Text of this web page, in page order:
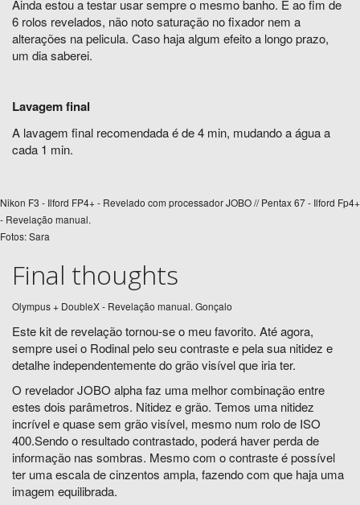
Ainda estou a testar usar sempre o mesmo banho. E ao fim de
6 rolos revelados, não noto saturação no fixador nem a
alterações na pelicula. Caso haja algum efeito a longo prazo,
um dia saberei.
Lavagem final
A lavagem final recomendada é de 4 min, mudando a água a
cada 1 min.
Nikon F3 - Ilford FP4+ - Revelado com processador JOBO // Pentax 67 - Ilford Fp4+
- Revelação manual.
Fotos: Sara
Final thoughts
Olympus + DoubleX - Revelação manual. Gonçalo
Este kit de revelação tornou-se o meu favorito. Até agora,
sempre usei o Rodinal pelo seu contraste e pela sua nitidez e
detalhe independentemente do grão visível que iria ter.
O revelador JOBO alpha faz uma melhor combinação entre
estes dois parâmetros. Nitidez e grão. Temos uma nitidez
incrível e quase sem grão visível, mesmo num rolo de ISO
400.Sendo o resultado contrastado, poderá haver perda de
informação nas sombras. Mesmo com o contraste é possível
ter uma escala de cinzentos ampla, fazendo com que haja uma
imagem equilibrada.